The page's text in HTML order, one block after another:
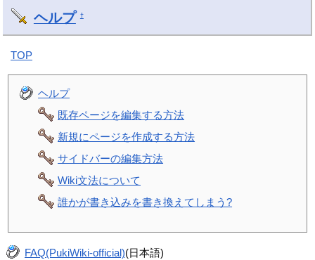
ヘルプ †
TOP
ヘルプ
既存ページを編集する方法
新規にページを作成する方法
サイドバーの編集方法
Wiki文法について
誰かが書き込みを書き換えてしまう?
FAQ(PukiWiki-official)(日本語)